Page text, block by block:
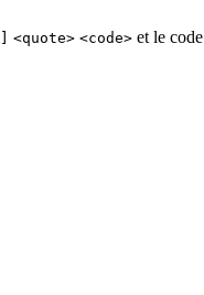
<quote> <code> et le